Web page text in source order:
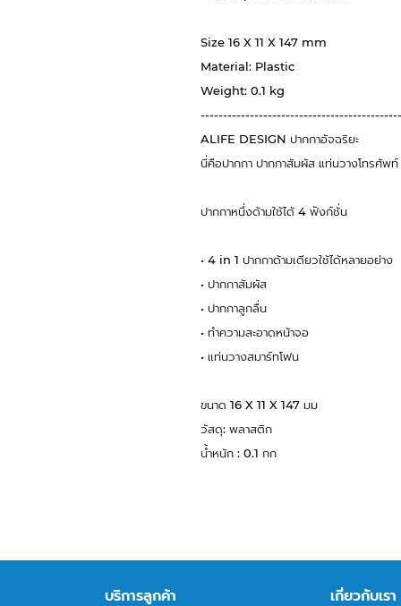
Size 16 X 11 X 147 mm
Material: Plastic
Weight: 0.1 kg
ALIFE DESIGN ปากกาอัจฉริยะ
นี่คือปากกา ปากกาสัมผัส แท่นวางโทรศัพท์
ปากกาหนึ่งด้ามใช้ได้ 4 ฟังก์ชั่น
• 4 in 1 ปากกาด้ามเดียวใช้ได้หลายอย่าง
• ปากกาสัมผัส
• ปากกาลูกลื่น
• ทำความสะอาดหน้าจอ
• แท่นวางสมาร์ทโฟน
ขนาด 16 X 11 X 147 มม
วัสดุ: พลาสติก
น้ำหนัก : 0.1 กก
บริการลูกค้า เกี่ยวกับเรา